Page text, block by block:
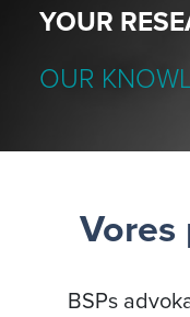
YOUR
OUR
BSPs